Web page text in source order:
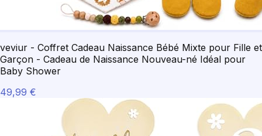
veviur - Coffret Cadeau Naissance Bébé Mixte pour Fille et
Garçon - Cadeau de Naissance Nouveau-né Idéal pour
Baby Shower
49,99 €